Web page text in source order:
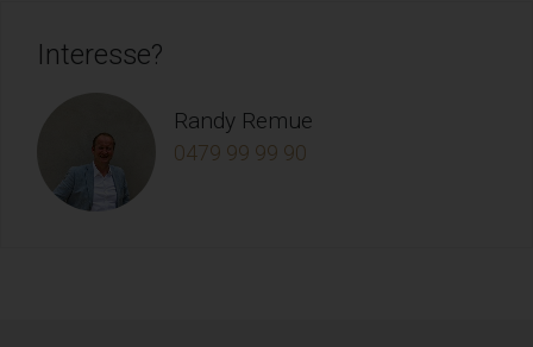
Interesse?
Randy Remue
0479 99 99 90